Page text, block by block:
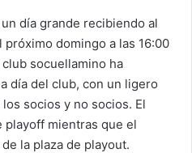
día grande recibiendo al
próximo domingo a las 16:00
socuellamino ha
día del club, con un ligero
socios y no socios. El
playoff mientras que el
la plaza de playout.